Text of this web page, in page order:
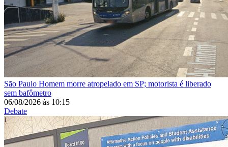
São Paulo Homem morre atropelado em SP; motorista é liberado
sem bafômetro
06/08/2026 às 10:15
Debate